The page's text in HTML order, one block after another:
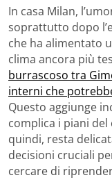
In casa Milan,
soprattutto dopo
che ha alimentato
clima ancora più
burrascoso tra
interni che
Questo aggiunge
complica i piani
quindi, resta
decisioni cruciali
cercare di